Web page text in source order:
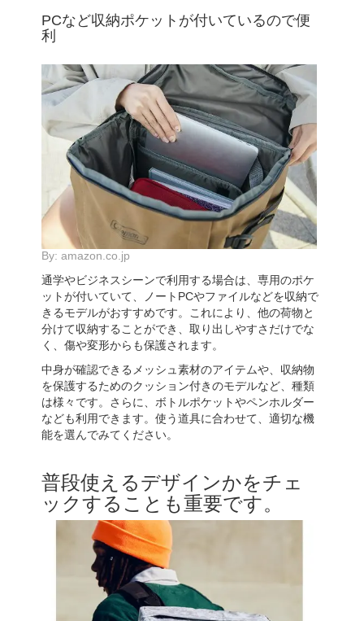
PCなど収納ポケットが付いているので便
利
By: amazon.co.jp
通学やビジネスシーンで利用する場合は、専用のポケ
ットが付いていて、ノートPCやファイルなどを収納で
きるモデルがおすすめです。これにより、他の荷物と
分けて収納することができ、取り出しやすさだけでな
く、傷や変形からも保護されます。
中身が確認できるメッシュ素材のアイテムや、収納物
を保護するためのクッション付きのモデルなど、種類
は様々です。さらに、ボトルポケットやペンホルダー
なども利用できます。使う道具に合わせて、適切な機
能を選んでみてください。
普段使えるデザインかをチェ
ックすることも重要です。